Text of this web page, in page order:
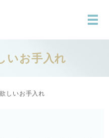
いお手入れ
しいお手入れ